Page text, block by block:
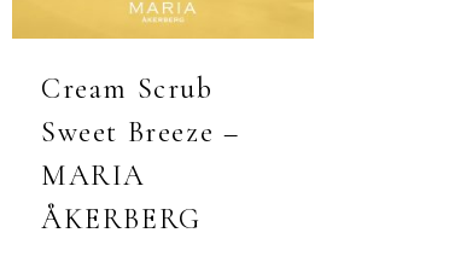
Cream Scrub
Sweet Breeze –
MARIA
ÅKERBERG